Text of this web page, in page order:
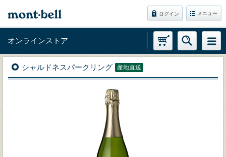
ログイン メニュー
オンラインストア
シャルドネスパークリング 産地直送